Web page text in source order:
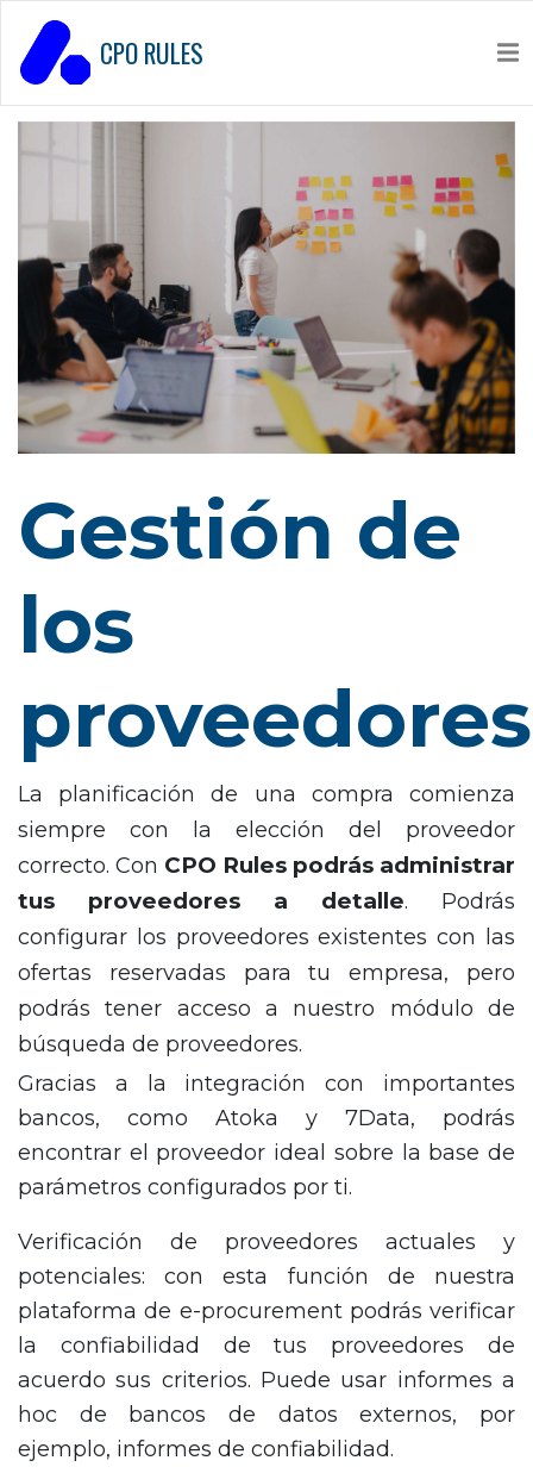
CPO RULES
Gestión de
los
La planificación de una compra comienza
siempre con la elección del proveedor
correcto. Con CPO Rules podrás administrar
tus proveedores a detalle. Podrás
configurar los proveedores existentes con las
ofertas reservadas para tu empresa, pero
podrás tener acceso a nuestro módulo de
búsqueda de proveedores.
Gracias a la integración con importantes
bancos, como Atoka y 7Data, podrás
encontrar el proveedor ideal sobre la base de
parámetros configurados por ti.
Verificación de proveedores actuales y
potenciales: con esta función de nuestra
plataforma de e-procurement podrás verificar
la confiabilidad de tus proveedores de
acuerdo sus criterios. Puede usar informes a
hoc de bancos de datos externos, por
ejemplo, informes de confiabilidad.